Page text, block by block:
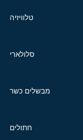
טלוויזיה
סלולארי
מבשלים כשר
חתולים